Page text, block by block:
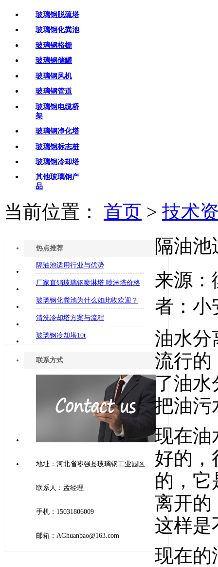
玻璃钢脱硫塔
玻璃钢化粪池
玻璃钢格栅
玻璃钢储罐
玻璃钢风机
玻璃钢管道
玻璃钢电缆桥
架
玻璃钢净化塔
玻璃钢标志桩
玻璃钢冷却塔
其他玻璃钢产
品
当前位置： 首页 > 技术
热点推荐
隔油池适用行业与优势
厂家直销玻璃钢喷淋塔 喷淋塔价格
玻璃钢化粪池为什么如此收欢迎？
清洗冷却塔方案与流程
玻璃钢冷却塔10t
联系方式
地址：河北省枣强县玻璃钢工业园区
联系人：孟经理
手机：15031806009
邮箱：AGhuanbao@163.com
隔油
来源
者：
油水分
流行的
了油水
把油污
现在油
好的，
的，它
离开的
这样是
现在的